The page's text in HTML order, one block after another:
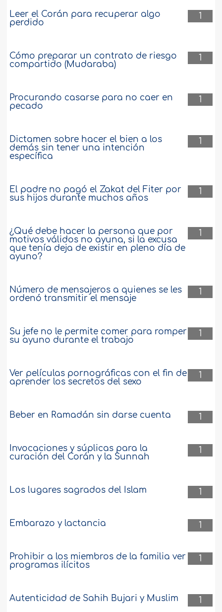
1
Leer el Corán para recuperar algo
perdido
1
Cómo preparar un contrato de riesgo
compartido (Mudaraba)
1
Procurando casarse para no caer en
pecado
1
Dictamen sobre hacer el bien a los
demás sin tener una intención
específica
1
El padre no pagó el Zakat del Fiter por
sus hijos durante muchos años
1
¿Qué debe hacer la persona que por
motivos válidos no ayuna, si la excusa
que tenía deja de existir en pleno día de
ayuno?
1
Número de mensajeros a quienes se les
ordenó transmitir el mensaje
1
Su jefe no le permite comer para romper
su ayuno durante el trabajo
1
Ver películas pornográficas con el fin de
aprender los secretos del sexo
1
Beber en Ramadán sin darse cuenta
1
Invocaciones y súplicas para la
curación del Corán y la Sunnah
1
Los lugares sagrados del Islam
1
Embarazo y lactancia
1
Prohibir a los miembros de la familia ver
programas ilícitos
1
Autenticidad de Sahih Bujari y Muslim